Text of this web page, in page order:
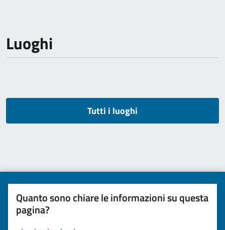
Luoghi
Tutti i luoghi
Quanto sono chiare le informazioni su questa
pagina?